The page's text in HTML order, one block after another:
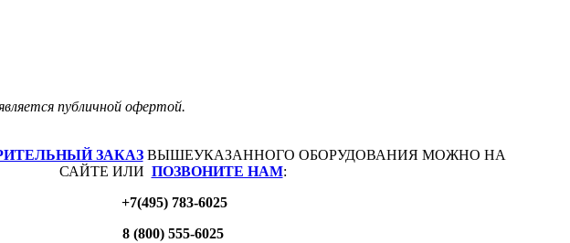
публичной офертой.
ЗАКАЗВЫШЕУКАЗАННОГО ОБОРУДОВАНИЯ МОЖНО НА
САЙТЕ ИЛИ ПОЗВОНИТЕ НАМ:
+7(495) 783-6025
8 (800) 555-6025